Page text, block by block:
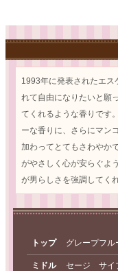
1993年に発表されたエス
れて自由になりたいと願
てくれるような香りです
ーな香りに、さらにマン
加わってとてもさわやか
がやさしく心が安らぐよ
が男らしさを強調してく
トップ グレープフ
ミドル セージ サイ